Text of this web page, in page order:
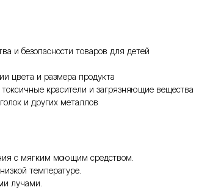
и безопасности товаров для детей
цвета и размера продукта
красители и загрязняющие вещества
и других металлов
с мягким моющим средством.
температуре.
лучами.